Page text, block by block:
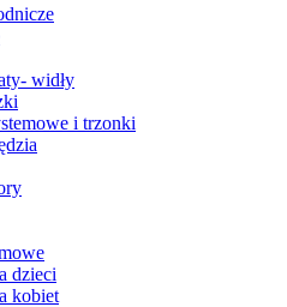
widły
i trzonki
dzieci
kobiet